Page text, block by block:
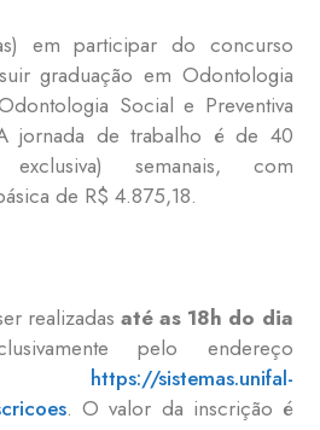
em participar do concurso
graduação em Odontologia
Social e Preventiva
jornada de trabalho é de 40
semanais, com
de R$ 4.875,18.
realizadas até as 18h do dia
pelo endereço
https://sistemas.unifal-
. O valor da inscrição é